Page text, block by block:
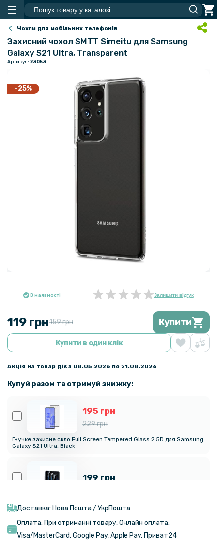
Чохли для мобільних телефонів
Захисний чохол SMTT Simeitu для Samsung
Galaxy S21 Ultra, Transparent
Артикул: 23053
-25%
В наявності Залишити відгук
119 грн159 грн Купити
Купити в один клік
Акція на товар діє з 08.05.2026 по 21.08.2026
Купуй разом та отримуй знижку:
195 грн
229 грн
Гнучке захисне скло Full Screen Tempered Glass 2.5D для Samsung
Galaxy S21 Ultra, Black
199 грн
S21 Ultra 5G на камеру 2шт, Transparent
254 грн
Доставка: Нова Пошта / УкрПошта
Оплата: При отриманні товару, Онлайн оплата:
Visa/MasterСard, Google Pay, Apple Pay, Приват24